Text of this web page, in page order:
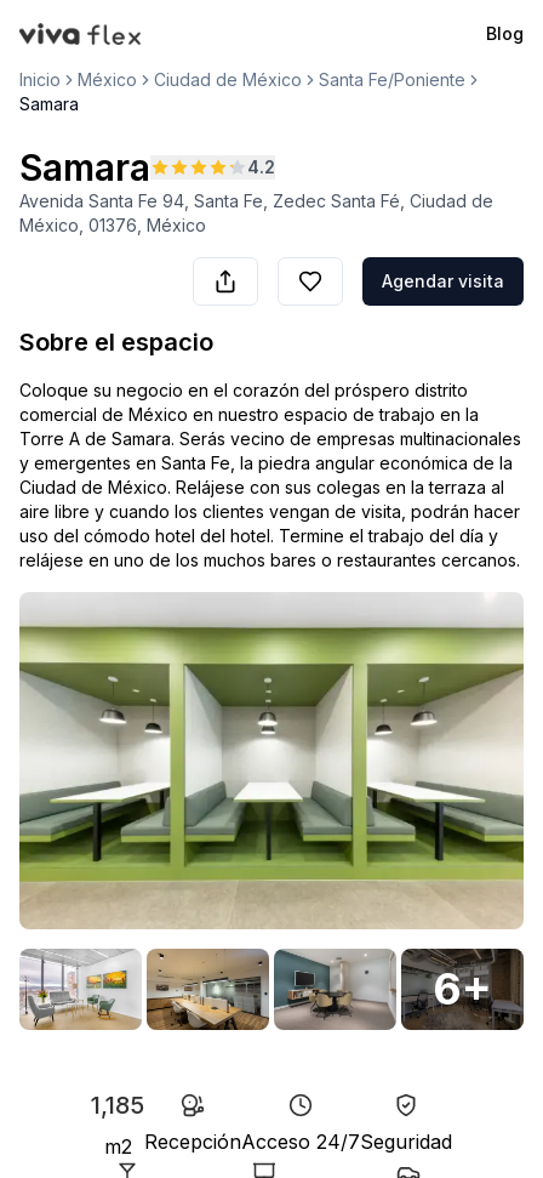
VivaFlex
Blog
Inicio México Ciudad de México
Santa Fe/Poniente
Samara
Samara
4.2
Avenida Santa Fe 94, Santa Fe, Zedec Santa Fé, Ciudad de
México, 01376, México
Agendar visita
Sobre el espacio
Coloque su negocio en el corazón del próspero distrito
comercial de México en nuestro espacio de trabajo en la
Torre A de Samara. Serás vecino de empresas multinacionales
y emergentes en Santa Fe, la piedra angular económica de la
Ciudad de México. Relájese con sus colegas en la terraza al
aire libre y cuando los clientes vengan de visita, podrán hacer
uso del cómodo hotel del hotel. Termine el trabajo del día y
relájese en uno de los muchos bares o restaurantes cercanos.
6+
1,185
m2 RecepciónAcceso 24/7Seguridad